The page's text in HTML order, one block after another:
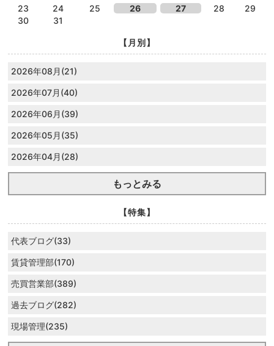
23
24 25 26 27 28
29
30
31
【月別】
2026年08月(21)
2026年07月(40)
2026年06月(39)
2026年05月(35)
2026年04月(28)
もっとみる
【特集】
代表ブログ(33)
賃貸管理部(170)
売買営業部(389)
過去ブログ(282)
現場管理(235)